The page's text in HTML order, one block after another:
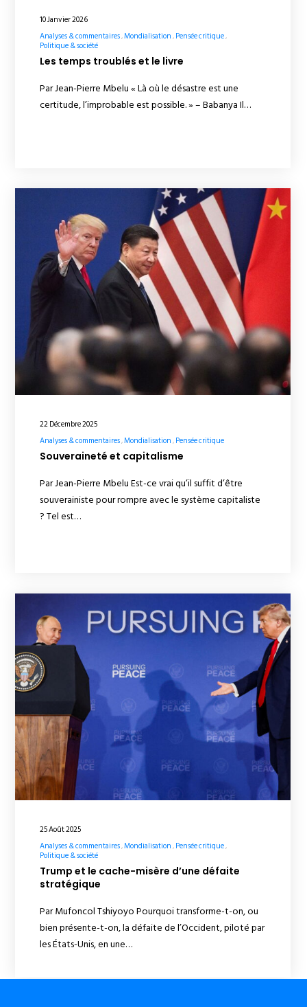
10 Janvier 2026
Analyses & commentaires Mondialisation Pensée critique
Politique & société
Les temps troublés et le livre
Par Jean-Pierre Mbelu « Là où le désastre est une
certitude, l’improbable est possible. » – Babanya Il…
22 Décembre 2025
Analyses & commentaires Mondialisation Pensée critique
Souveraineté et capitalisme
Par Jean-Pierre Mbelu Est-ce vrai qu’il suffit d’être
souverainiste pour rompre avec le système capitaliste
? Tel est…
25 Août 2025
Analyses & commentaires Mondialisation Pensée critique
Politique & société
Trump et le cache-misère d’une défaite
stratégique
Par Mufoncol Tshiyoyo Pourquoi transforme-t-on, ou
bien présente-t-on, la défaite de l’Occident, piloté par
les États-Unis, en une…